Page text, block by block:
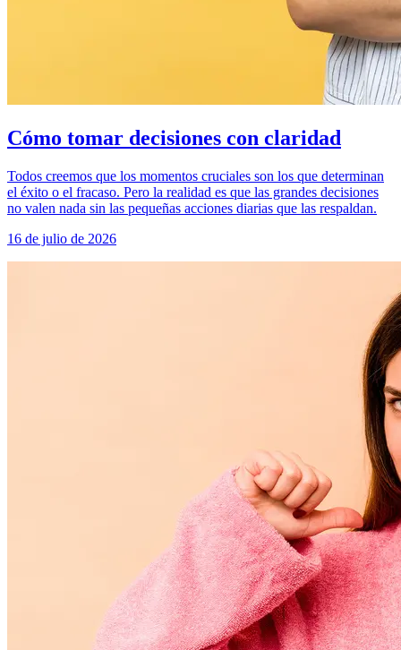
Cómo tomar decisiones con claridad
Todos creemos que los momentos cruciales son los que determinan
el éxito o el fracaso. Pero la realidad es que las grandes decisiones
no valen nada sin las pequeñas acciones diarias que las respaldan.
16 de julio de 2026